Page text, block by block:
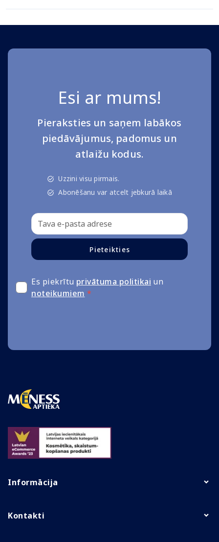
Esi ar mums!
Pieraksties un saņem labākos
piedāvājumus, padomus un
atlaižu kodus.
Uzzini visu pirmais.
Abonēšanu var atcelt jebkurā laikā
Pieteikties
Es piekrītu privātuma politikai un
noteikumiem *
Informācija
Kontakti